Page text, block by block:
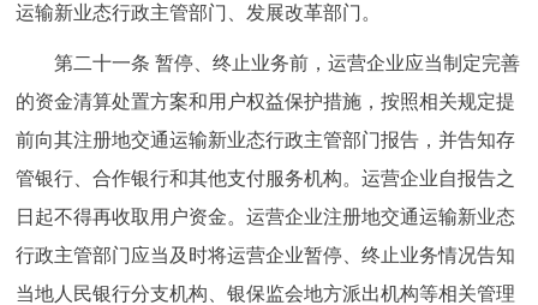
运输新业态行政主管部门、发展改革部门。
第二十一条 暂停、终止业务前，运营企业应当制定完善
的资金清算处置方案和用户权益保护措施，按照相关规定提
前向其注册地交通运输新业态行政主管部门报告，并告知存
管银行、合作银行和其他支付服务机构。运营企业自报告之
日起不得再收取用户资金。运营企业注册地交通运输新业态
行政主管部门应当及时将运营企业暂停、终止业务情况告知
当地人民银行分支机构、银保监会地方派出机构等相关管理